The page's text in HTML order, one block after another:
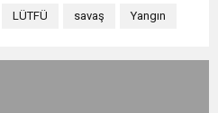
LÜTFÜ savaş Yangın